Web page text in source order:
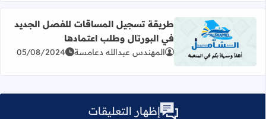
اقرأ المزيد عن طريقة تسجيل المساقات للفصل الجديد في
طريقة تسجيل المساقات للفصل الجديد
في البورتال وطلب اعتمادها
المهندس عبدالله دعامسة 05/08/2024
إظهار التعليقات